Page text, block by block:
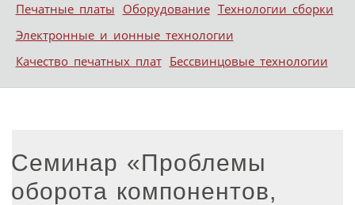
Печатные платы Оборудование Технологии сборки
Электронные и ионные технологии
Качество печатных плат Бессвинцовые технологии
Семинар «Проблемы
оборота компонентов,